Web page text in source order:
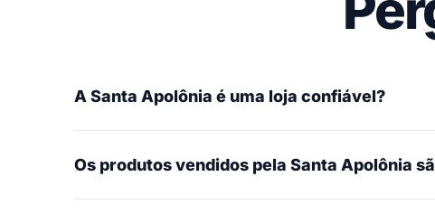
A Santa Apolônia é uma loja confiável?
Os produtos vendidos pela Santa Apolônia